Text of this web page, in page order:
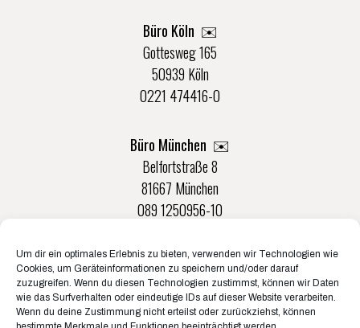
Um dir ein optimales Erlebnis zu bieten, verwenden wir Technologien wie
Cookies, um Geräteinformationen zu speichern und/oder darauf
zuzugreifen. Wenn du diesen Technologien zustimmst, können wir Daten
wie das Surfverhalten oder eindeutige IDs auf dieser Website verarbeiten.
Wenn du deine Zustimmung nicht erteilst oder zurückziehst, können
Büro Köln ✉️
Gottesweg 165
50939 Köln
0221 474416-0
Büro München ✉️
Belfortstraße 8
81667 München
089 1250956-10
Büro Münster ✉️
Rudolf-Von-Langen-Str. 42
48147 Münster